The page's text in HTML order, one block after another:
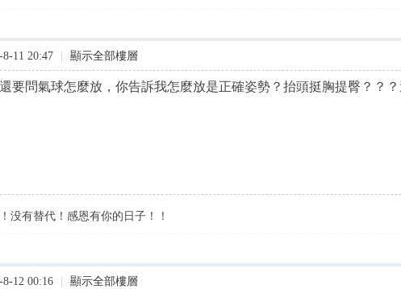
11 20:47 顯示全部樓層
要問氣球怎麼放，你告訴我怎麼放是正確姿勢？抬頭挺胸提臀？？
没有替代！感恩有你的日子！！
12 00:16 顯示全部樓層